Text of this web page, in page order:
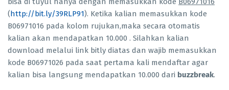
( http://bit.ly/39RLP91). Ketika kalian memasukkan kode
B06971016 pada kolom rujukan,maka secara otomatis
kalian akan mendapatkan 10.000 . Silahkan kalian
download melalui link bitly diatas dan wajib memasukkan
kode B06971026 pada saat pertama kali mendaftar agar
kalian bisa langsung mendapatkan 10.000 dari buzzbreak.